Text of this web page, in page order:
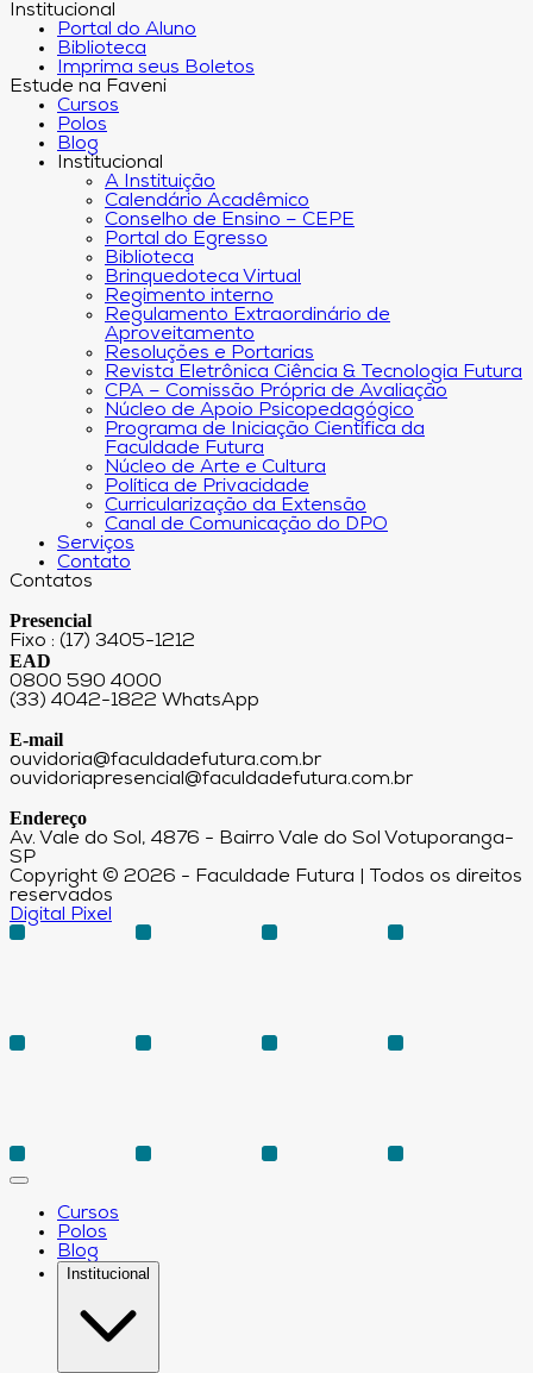
Institucional
Portal do Aluno
Biblioteca
Imprima seus Boletos
Estude na Faveni
Cursos
Polos
Blog
Institucional
A Instituição
Calendário Acadêmico
Conselho de Ensino – CEPE
Portal do Egresso
Biblioteca
Brinquedoteca Virtual
Regimento interno
Regulamento Extraordinário de
Aproveitamento
Resoluções e Portarias
Revista Eletrônica Ciência & Tecnologia Futura
CPA – Comissão Própria de Avaliação
Núcleo de Apoio Psicopedagógico
Programa de Iniciação Científica da
Faculdade Futura
Núcleo de Arte e Cultura
Política de Privacidade
Curricularização da Extensão
Canal de Comunicação do DPO
Serviços
Contato
Contatos
Presencial
Fixo : (17) 3405-1212
EAD
0800 590 4000
(33) 4042-1822 WhatsApp
E-mail
ouvidoria@faculdadefutura.com.br
ouvidoriapresencial@faculdadefutura.com.br
Endereço
Av. Vale do Sol, 4876 - Bairro Vale do Sol Votuporanga-
SP
Copyright © 2026 - Faculdade Futura | Todos os direitos
reservados
Digital Pixel
Cursos
Polos
Blog
Institucional